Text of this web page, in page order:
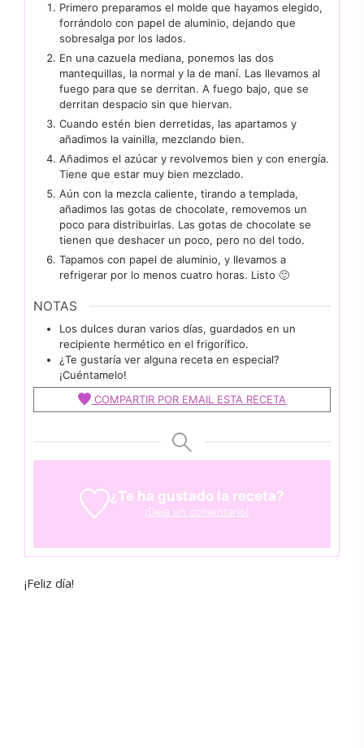
Primero preparamos el molde que hayamos elegido,
forrándolo con papel de aluminio, dejando que
sobresalga por los lados.
En una cazuela mediana, ponemos las dos
mantequillas, la normal y la de maní. Las llevamos al
fuego para que se derritan. A fuego bajo, que se
derritan despacio sin que hiervan.
Cuando estén bien derretidas, las apartamos y
añadimos la vainilla, mezclando bien.
Añadimos el azúcar y revolvemos bien y con energía.
Tiene que estar muy bien mezclado.
Aún con la mezcla caliente, tirando a templada,
añadimos las gotas de chocolate, removemos un
poco para distribuirlas. Las gotas de chocolate se
tienen que deshacer un poco, pero no del todo.
Tapamos con papel de aluminio, y llevamos a
refrigerar por lo menos cuatro horas. Listo 🙂
NOTAS
Los dulces duran varios días, guardados en un
recipiente hermético en el frigorífico.
¿Te gustaría ver alguna receta en especial?
¡Cuéntamelo!
COMPARTIR POR EMAIL ESTA RECETA
¿Te ha gustado la receta?
¡Deja un comentario!
¡Feliz día!